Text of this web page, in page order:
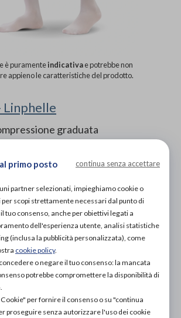
è puramenteindicativae potrebbe non
appieno le caratteristiche del prodotto.
Linphelle
graduata
ortopedici»
Collant e calze contenitive
alla gamba senza alcuna
del filato in morbidissima microfibra
e la particolare cucitura
che possono procurare lesioni e le
per chi soffre di artrite, piede
Il trattamento in SilverPlus®
primo posto continua senza accettare
partner selezionati, impieghiamo cookie o
scopi strettamente necessari dal punto di
tuo consenso, anche per obiettivi legati a
dell'esperienza utente, analisi statistiche
(inclusa la pubblicità personalizzata), come
cookie policy.
o negare il tuo consenso: la mancata
potrebbe compromettere la disponibilità di
per fornire il consenso o su "continua
proseguire senza autorizzare l'uso dei cookie